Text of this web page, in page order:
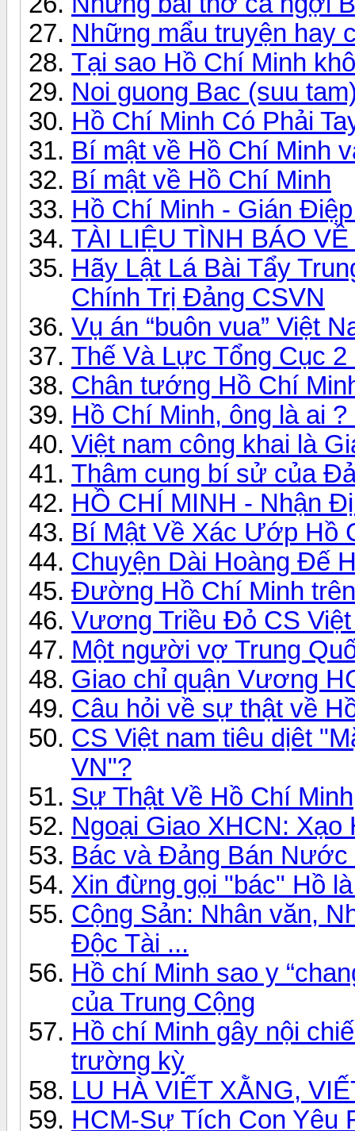
Những mẩu truyện hay
Tại sao Hồ Chí Minh
Noi guong Bac (suu
Hồ Chí Minh Có Phải
Bí mật về Hồ Chí Minh
Bí mật về Hồ Chí Minh
Hồ Chí Minh - Gián
TÀI LIỆU TÌNH BÁO
Hãy Lật Lá Bài Tẩy
Chính Trị Đảng CSVN
Vụ án “buôn vua” Việt
Thế Và Lực Tổng Cục
Chân tướng Hồ Chí
Hồ Chí Minh, ông là ai
Việt nam công khai là
Thâm cung bí sử của
HỒ CHÍ MINH - Nhận
Bí Mật Về Xác Ướp Hồ
Chuyện Dài Hoàng Đế
Đường Hồ Chí Minh
Vương Triều Đỏ CS
Một người vợ Trung
Giao chỉ quận Vương
Câu hỏi về sự thật về
CS Việt nam tiêu dịêt
VN"?
Sự Thật Về Hồ Chí Minh
Ngoại Giao XHCN: Xạo
Bác và Đảng Bán
Xin đừng gọi "bác" Hồ
Cộng Sản: Nhân văn,
Độc Tài ...
Hồ chí Minh sao y
của Trung Cộng
Hồ chí Minh gây nội
trường kỳ
LU HÀ VIẾT XẰNG,
HCM-Sự Tích Con Yêu